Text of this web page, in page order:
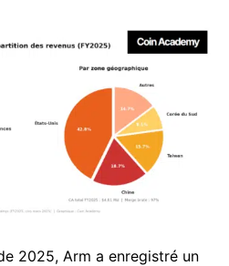
2025, Arm a enregistré un